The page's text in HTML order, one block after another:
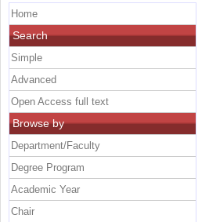
Home
Search
Simple
Advanced
Open Access full text
Browse by
Department/Faculty
Degree Program
Academic Year
Chair